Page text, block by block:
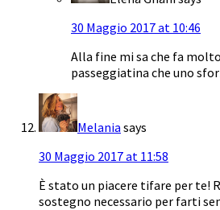
30 Maggio 2017 at 10:46
Alla fine mi sa che fa
passeggiatina che uno
Melania says
30 Maggio 2017 at 11:58
È stato un piacere tifare per te!
sostegno necessario per farti